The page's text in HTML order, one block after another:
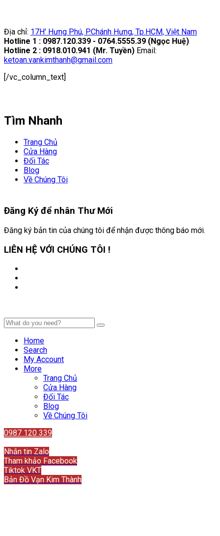
Địa chỉ: 17H' Hưng Phú, P.Chánh Hưng, Tp.HCM, Việt Nam
Hotline 1 : 0987.120.339 - 0764.5555.39 (Ngọc Huệ)
Hotline 2 : 0918.010.941 (Mr. Tuyền) Email:
ketoan.vankimthanh@gmail.com
[/vc_column_text]
Tìm Nhanh
Trang Chủ
Cửa Hàng
Đối Tác
Blog
Về Chúng Tôi
Đăng Ký để nhân Thư Mới
Đăng ký bản tin của chúng tôi để nhận được thông báo mới.
LIÊN HỆ VỚI CHÚNG TÔI !
Home
Search
My Account
More
Trang Chủ
Cửa Hàng
Đối Tác
Blog
Về Chúng Tôi
0987 120 339
Nhắn tin Zalo
Tham khảo Facebook
Tiktok VKT
Bản Đồ Vạn Kim Thành